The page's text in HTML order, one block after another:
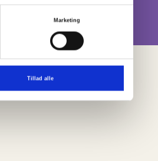
Marketing
Tillad alle
Bånd og bændler